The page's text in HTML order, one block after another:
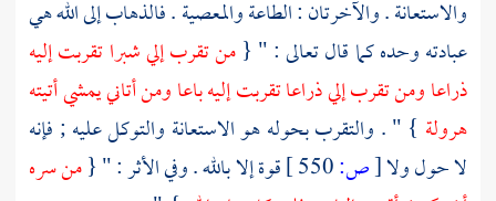
والاستعانة . والآخرتان : الطاعة والمعصية . فالذهاب إلى الله هي
عبادته وحده كما قال تعالى : " {من تقرب إلي شبرا تقربت إليه
ذراعا ومن تقرب إلي ذراعا تقربت إليه باعا ومن أتاني يمشي أتيته
هرولة } " . والتقرب بحوله هو الاستعانة والتوكل عليه ; فإنه
لا حول ولا[ص: قوة إلا بالله . وفي الأثر : " {من سره